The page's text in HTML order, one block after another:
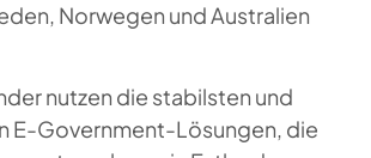
Norwegen und Australien
nutzen die stabilsten und
E-Government-Lösungen, die